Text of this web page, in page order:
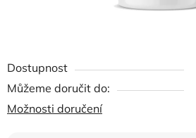
Dostupnost
Můžeme doručit do:
Možnosti doručení